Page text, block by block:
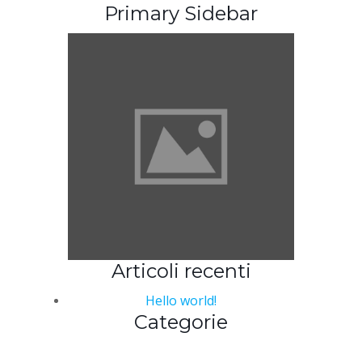
Primary Sidebar
Articoli recenti
Hello world!
Categorie